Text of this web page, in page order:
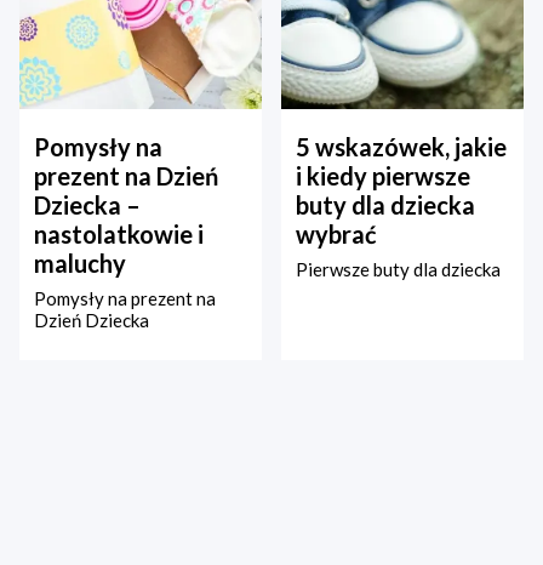
Pomysły na
prezent na Dzień
Dziecka –
nastolatkowie i
maluchy
Pomysły na prezent na
Dzień Dziecka
5 wskazówek, jakie
i kiedy pierwsze
buty dla dziecka
wybrać
Pierwsze buty dla dziecka